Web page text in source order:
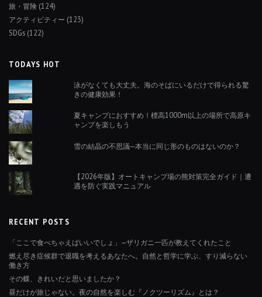
旅・冒険 (124)
アクティビティー (123)
SDGs (122)
TODAYS HOT
泳がなくても大丈夫。海のそばにいるだけで得られる驚
きの健康効果！
夏キャンプにおすすめ！標高1000m以上の場所で高原キ
ャンプを楽しもう
雪の結晶の不思議─本当に同じ形のものはないのか？
【2026年版】オートキャンプ場の熊対策完全ガイド｜遭
遇を防ぐ実践マニュアル
RECENT POSTS
「ここで食べちゃえばいいでしょ」—ザリガニ一匹が教えてくれたこと
燃え尽き症候群で退職を考えるあなたへ。自然と哲学に学ぶ、すり減らない
働き方
その蝶、きれいだと思いましたか？
昼だけが旅じゃない。夜の自然を楽しむ『ノクツーリズム』とは？